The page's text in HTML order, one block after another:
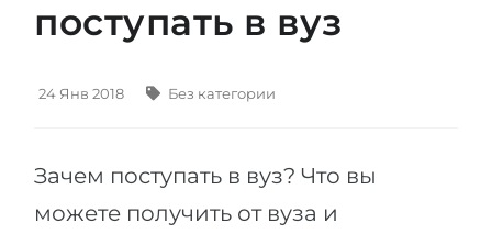
Языковая виза
Штудиенколлеги
Freshman / Foundation
Подготовка к вузу
Штудиенколлег
Магистратура
ПОСТУПАЕМ ПОСЛЕ...
Школы 11 классов
поступать в вуз
24 Янв 2018 Без категории
Зачем поступать в вуз? Что вы
можете получить от вуза и